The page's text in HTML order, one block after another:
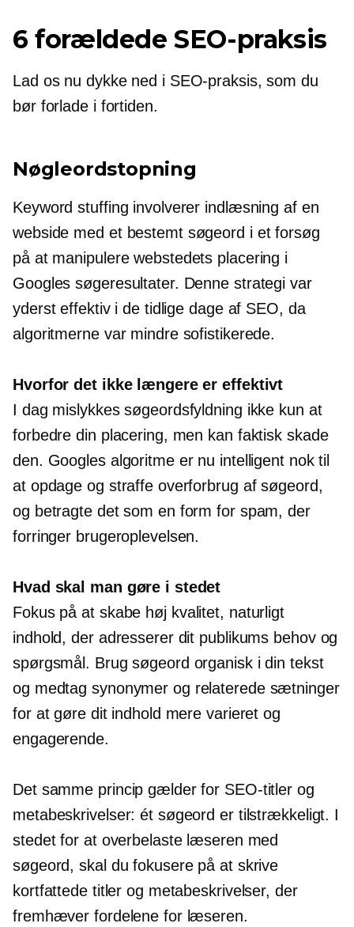
6 forældede SEO-praksis
Lad os nu dykke ned i SEO-praksis, som du
bør forlade i fortiden.
Nøgleordstopning
Keyword stuffing involverer indlæsning af en
webside med et bestemt søgeord i et forsøg
på at manipulere webstedets placering i
Googles søgeresultater. Denne strategi var
yderst effektiv i de tidlige dage af SEO, da
algoritmerne var mindre sofistikerede.
Hvorfor det ikke længere er effektivt
I dag mislykkes søgeordsfyldning ikke kun at
forbedre din placering, men kan faktisk skade
den. Googles algoritme er nu intelligent nok til
at opdage og straffe overforbrug af søgeord,
og betragte det som en form for spam, der
forringer brugeroplevelsen.
Hvad skal man gøre i stedet
Fokus på at skabe høj kvalitet, naturligt
indhold, der adresserer dit publikums behov og
spørgsmål. Brug søgeord organisk i din tekst
og medtag synonymer og relaterede sætninger
for at gøre dit indhold mere varieret og
engagerende.
Det samme princip gælder for SEO-titler og
metabeskrivelser: ét søgeord er tilstrækkeligt. I
stedet for at overbelaste læseren med
søgeord, skal du fokusere på at skrive
kortfattede titler og metabeskrivelser, der
fremhæver fordelene for læseren.